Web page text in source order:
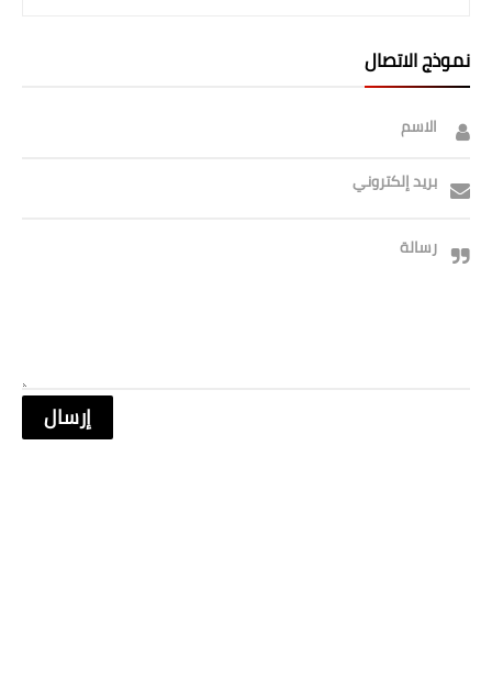
نموذج الاتصال
الاسم
بريد إلكتروني
رسالة